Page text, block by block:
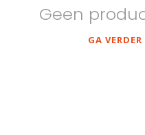
Geen
GA